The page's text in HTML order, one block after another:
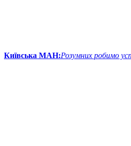
Київська МАН:Розумних робимо